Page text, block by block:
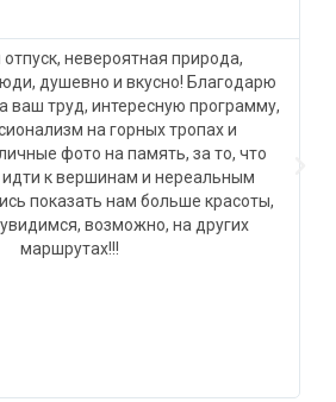
невероятная природа,
душевно и вкусно! Благодарю
ваш труд, интересную программу,
на горных тропах и
фото на память, за то, что
к вершинам и нереальным
показать нам больше красоты,
возможно, на других
маршрутах!!!